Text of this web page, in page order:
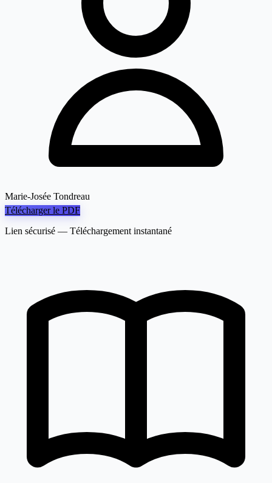
Marie-Josée Tondreau
Télécharger le PDF
Lien sécurisé — Téléchargement instantané